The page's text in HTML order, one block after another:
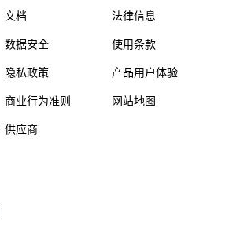
文档
数据安全
隐私政策
商业行为准则
供应商
法律信息
使用条款
产品用户体验
网站地图